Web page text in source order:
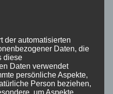
der automatisierten
Daten, die
diese
Daten verwendet
persönliche Aspekte,
Person beziehen,
um Aspekte